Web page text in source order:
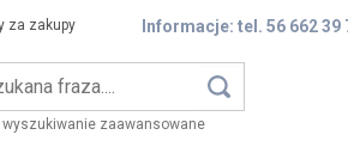
za zakupy Informacje: tel. 56 662
wyszukiwanie zaawansowane